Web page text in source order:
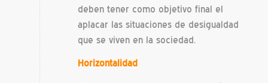
deben tener como objetivo final el
aplacar las situaciones de desigualdad
que se viven en la sociedad.
Horizontalidad